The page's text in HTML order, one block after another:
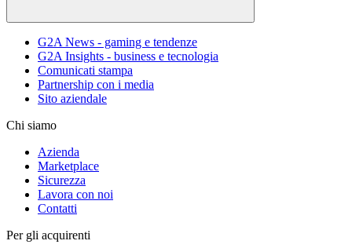
G2A News - gaming e tendenze
G2A Insights - business e tecnologia
Comunicati stampa
Partnership con i media
Sito aziendale
Chi siamo
Azienda
Marketplace
Sicurezza
Lavora con noi
Contatti
Per gli acquirenti